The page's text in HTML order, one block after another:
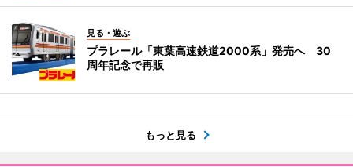
見る・遊ぶ
プラレール「東葉高速鉄道2000系」発売へ 30
周年記念で再販
もっと見る